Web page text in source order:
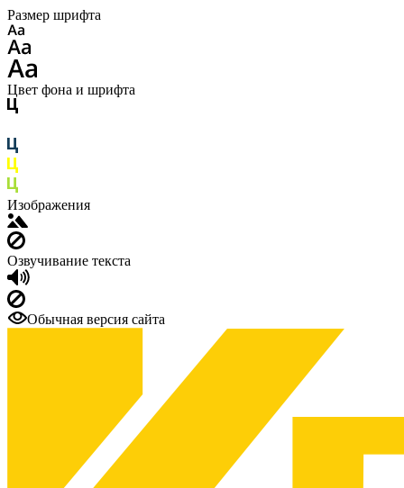
Размер шрифта
Цвет фона и шрифта
Изображения
Озвучивание текста
Обычная версия сайта